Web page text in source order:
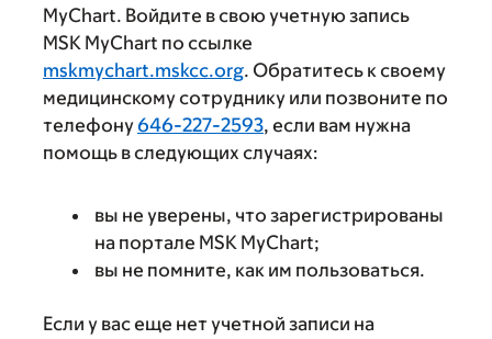
MyChart. Войдите в свою учетную запись
MSK MyChart по ссылке
mskmychart.mskcc.org. Обратитесь к своему
медицинскому сотруднику или позвоните по
телефону646-227-2593, если вам нужна
помощь в следующих случаях:
вы не уверены, что зарегистрированы
на портале MSK MyChart;
вы не помните, как им пользоваться.
Если у вас еще нет учетной записи на